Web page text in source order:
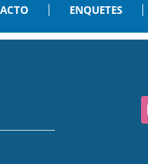
ENQUETES